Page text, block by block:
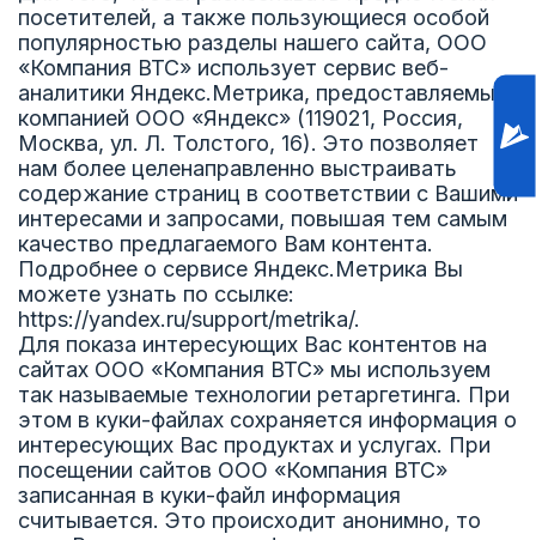
посетителей, а также пользующиеся особой
популярностью разделы нашего сайта, ООО
«Компания ВТС» использует сервис веб-
аналитики Яндекс.Метрика, предоставляемый
компанией ООО «Яндекс» (119021, Россия,
Москва, ул. Л. Толстого, 16). Это позволяет
нам более целенаправленно выстраивать
содержание страниц в соответствии с Вашими
интересами и запросами, повышая тем самым
качество предлагаемого Вам контента.
Подробнее о сервисе Яндекс.Метрика Вы
можете узнать по ссылке:
https://yandex.ru/support/metrika/.
Для показа интересующих Вас контентов на
сайтах ООО «Компания ВТС» мы используем
так называемые технологии ретаргетинга. При
этом в куки-файлах сохраняется информация о
интересующих Вас продуктах и услугах. При
посещении сайтов ООО «Компания ВТС»
записанная в куки-файл информация
считывается. Это происходит анонимно, то